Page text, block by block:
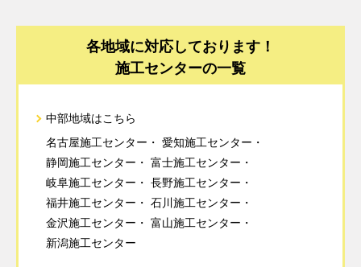
各地域に対応しております！
施工センターの一覧
中部地域はこちら
名古屋施工センター
愛知施工センター
静岡施工センター
富士施工センター
岐阜施工センター
長野施工センター
福井施工センター
石川施工センター
金沢施工センター
富山施工センター
新潟施工センター